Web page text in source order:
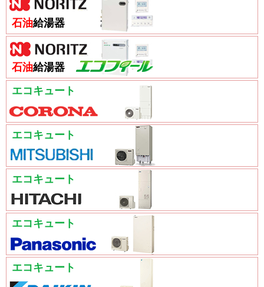
石油給湯器
石油給湯器
エコキュート
エコキュート
エコキュート
エコキュート
エコキュート